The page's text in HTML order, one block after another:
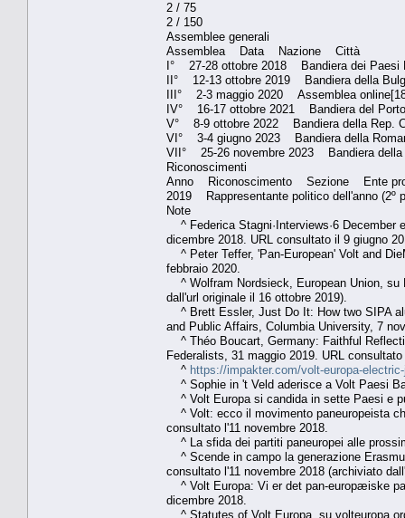
2 / 75
2 / 150
Assemblee generali
Assemblea Data Nazione Città
I° 27-28 ottobre 2018 Bandiera dei
II° 12-13 ottobre 2019 Bandiera della
III° 2-3 maggio 2020 Assemblea
IV° 16-17 ottobre 2021 Bandiera del
V° 8-9 ottobre 2022 Bandiera della Rep.
VI° 3-4 giugno 2023 Bandiera della
VII° 25-26 novembre 2023 Bandiera
Riconoscimenti
Anno Riconoscimento Sezione Ente
2019 Rappresentante politico dell'anno
Note
^ Federica Stagni·Interviews·6 December
dicembre 2018. URL consultato il 9 giugno
^ Peter Teffer, 'Pan-European' Volt and
febbraio 2020.
^ Wolfram Nordsieck, European Union, su
dall'url originale il 16 ottobre 2019).
^ Brett Essler, Just Do It: How two SIPA
and Public Affairs, Columbia University, 7
^ Théo Boucart, Germany: Faithful
Federalists, 31 maggio 2019. URL
^ https://impakter.com/volt-europa-
^ Sophie in 't Veld aderisce a Volt Paesi
^ Volt Europa si candida in sette Paesi e
^ Volt: ecco il movimento paneuropeista
consultato l'11 novembre 2018.
^ La sfida dei partiti paneuropei alle
^ Scende in campo la generazione
consultato l'11 novembre 2018 (archiviato
^ Volt Europa: Vi er det pan-europæiske
dicembre 2018.
^ Statutes of Volt Europa, su